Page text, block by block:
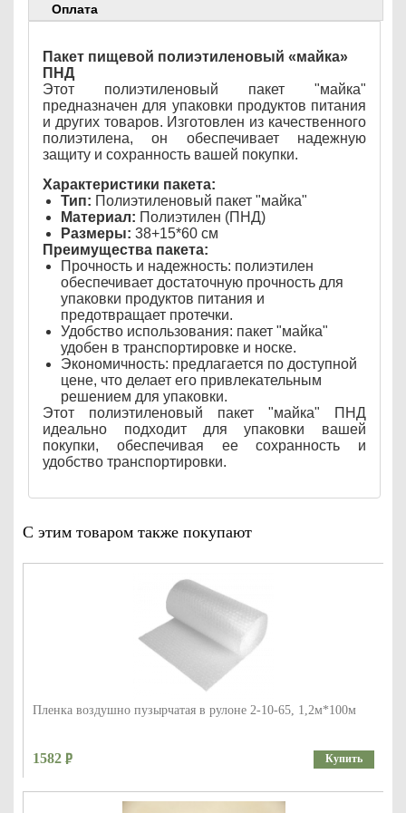
Оплата
Пакет пищевой полиэтиленовый «майка»
ПНД
Этот полиэтиленовый пакет "майка"
предназначен для упаковки продуктов питания
и других товаров. Изготовлен из качественного
полиэтилена, он обеспечивает надежную
защиту и сохранность вашей покупки.
Характеристики пакета:
Тип: Полиэтиленовый пакет "майка"
Материал: Полиэтилен (ПНД)
Размеры: 38+15*60 см
Преимущества пакета:
Прочность и надежность: полиэтилен
обеспечивает достаточную прочность для
упаковки продуктов питания и
предотвращает протечки.
Удобство использования: пакет "майка"
удобен в транспортировке и носке.
Экономичность: предлагается по доступной
цене, что делает его привлекательным
решением для упаковки.
Этот полиэтиленовый пакет "майка" ПНД
идеально подходит для упаковки вашей
покупки, обеспечивая ее сохранность и
удобство транспортировки.
С этим товаром также покупают
Пленка воздушно пузырчатая в рулоне 2-10-65, 1,2м*100м
1582 Купить